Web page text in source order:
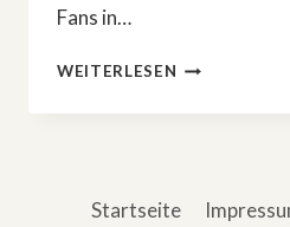
Fans in…
WEITERLESEN TV-
STREAMING
BEI
Startseite